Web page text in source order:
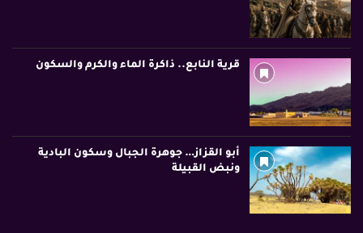
قرية النابع.. ذاكرة الماء والكرم والسكون
أبو القزاز… جوهرة الجبال وسكون البادية
ونبض القبيلة